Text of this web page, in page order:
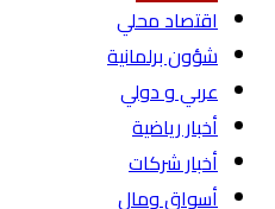
اقتصاد محلي
شؤون برلمانية
عربي و دولي
أخبار رياضية
أخبار شركات
أسواق ومال